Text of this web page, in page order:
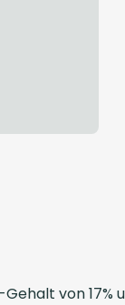
von 17%